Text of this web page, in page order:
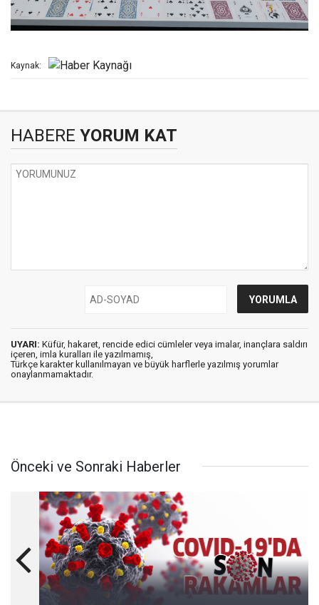
Kaynak:
HABERE YORUM KAT
UYARI: Küfür, hakaret, rencide edici cümleler veya imalar, inançlara saldırı
içeren, imla kuralları ile yazılmamış,
Türkçe karakter kullanılmayan ve büyük harflerle yazılmış yorumlar
onaylanmamaktadır.
Önceki ve Sonraki Haberler